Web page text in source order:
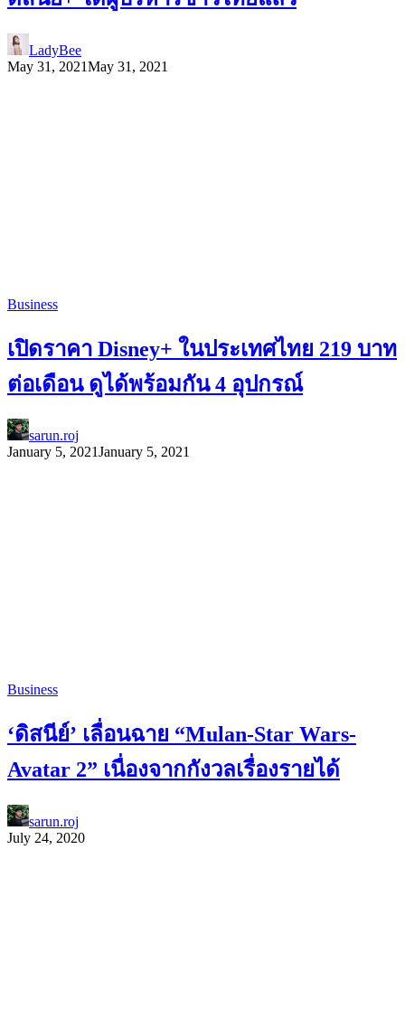
LadyBee
May 31, 2021May 31, 2021
Business
เปิดราคา Disney+ ในประเทศไทย 219 บาท
ต่อเดือน ดูได้พร้อมกัน 4 อุปกรณ์
sarun.roj
January 5, 2021January 5, 2021
Business
‘ดิสนีย์’ เลื่อนฉาย “Mulan-Star Wars-
Avatar 2” เนื่องจากกังวลเรื่องรายได้
sarun.roj
July 24, 2020